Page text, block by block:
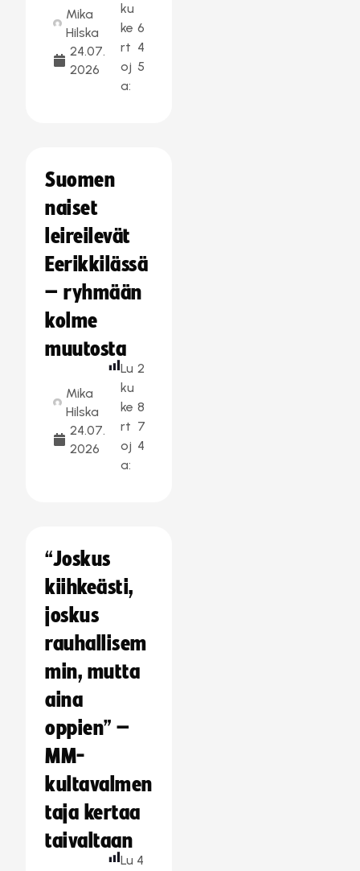
Mika
Hilska
24.07.
2026
ku
ke
rt
oj
a:
6
4
5
Suomen
naiset
leireilevät
Eerikkilässä
– ryhmään
kolme
muutosta
Mika
Hilska
24.07.
2026
Lu
ku
ke
rt
oj
a:
2
8
7
4
“Joskus
kiihkeästi,
joskus
rauhallisem
min, mutta
aina
oppien” –
MM-
kultavalmen
taja kertaa
taivaltaan
Lu 4